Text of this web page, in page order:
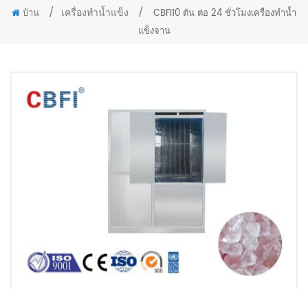
บ้าน / เครื่องทำน้ำแข็ง /
CBFI10 ตัน ต่อ 24 ชั่วโมงเครื่องทำน้ำ
แข็งจาน